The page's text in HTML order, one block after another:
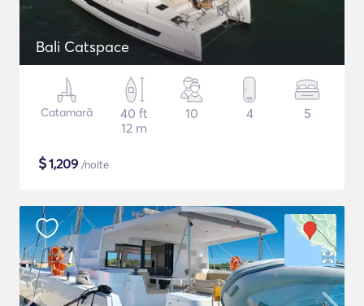
Bali Catspace
Catamarã
40 ft
12 m
10 4 5
$1,209 /noite